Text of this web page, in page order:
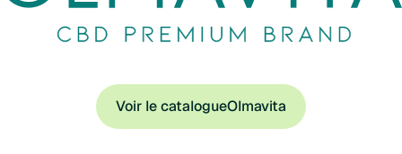
Voir le catalogueOlmavita